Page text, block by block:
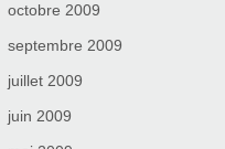
octobre 2009
septembre 2009
juillet 2009
juin 2009